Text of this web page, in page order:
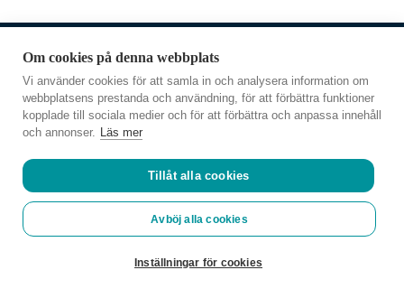
HEM
OM PARATOR
AKTUELLT
KONTAKT
reserved.
Om cookies på denna webbplats
Vi använder cookies för att samla in och analysera information om
webbplatsens prestanda och användning, för att förbättra funktioner
kopplade till sociala medier och för att förbättra och anpassa innehåll
och annonser. Läs mer
Tillåt alla cookies
Avböj alla cookies
Inställningar för cookies